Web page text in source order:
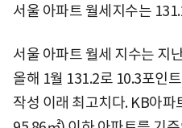
서울 아파트 월세지수는
서울 아파트 월세 지수는 지
올해 1월 131.2로 10.3포인
작성 이래 최고치다. KB아